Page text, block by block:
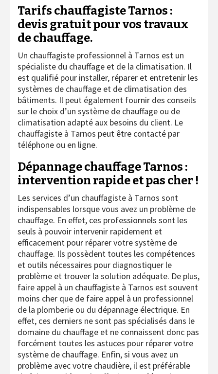
Tarifs chauffagiste Tarnos :
devis gratuit pour vos travaux
de chauffage.
Un chauffagiste professionnel à Tarnos est un
spécialiste du chauffage et de la climatisation. Il
est qualifié pour installer, réparer et entretenir les
systèmes de chauffage et de climatisation des
bâtiments. Il peut également fournir des conseils
sur le choix d’un système de chauffage ou de
climatisation adapté aux besoins du client. Le
chauffagiste à Tarnos peut être contacté par
téléphone ou en ligne.
Dépannage chauffage Tarnos :
intervention rapide et pas cher !
Les services d’un chauffagiste à Tarnos sont
indispensables lorsque vous avez un problème de
chauffage. En effet, ces professionnels sont les
seuls à pouvoir intervenir rapidement et
efficacement pour réparer votre système de
chauffage. Ils possèdent toutes les compétences
et outils nécessaires pour diagnostiquer le
problème et trouver la solution adéquate. De plus,
faire appel à un chauffagiste à Tarnos est souvent
moins cher que de faire appel à un professionnel
de la plomberie ou du dépannage électrique. En
effet, ces derniers ne sont pas spécialisés dans le
domaine du chauffage et ne connaissent donc pas
forcément toutes les astuces pour réparer votre
système de chauffage. Enfin, si vous avez un
problème avec votre chaudière, il est préférable